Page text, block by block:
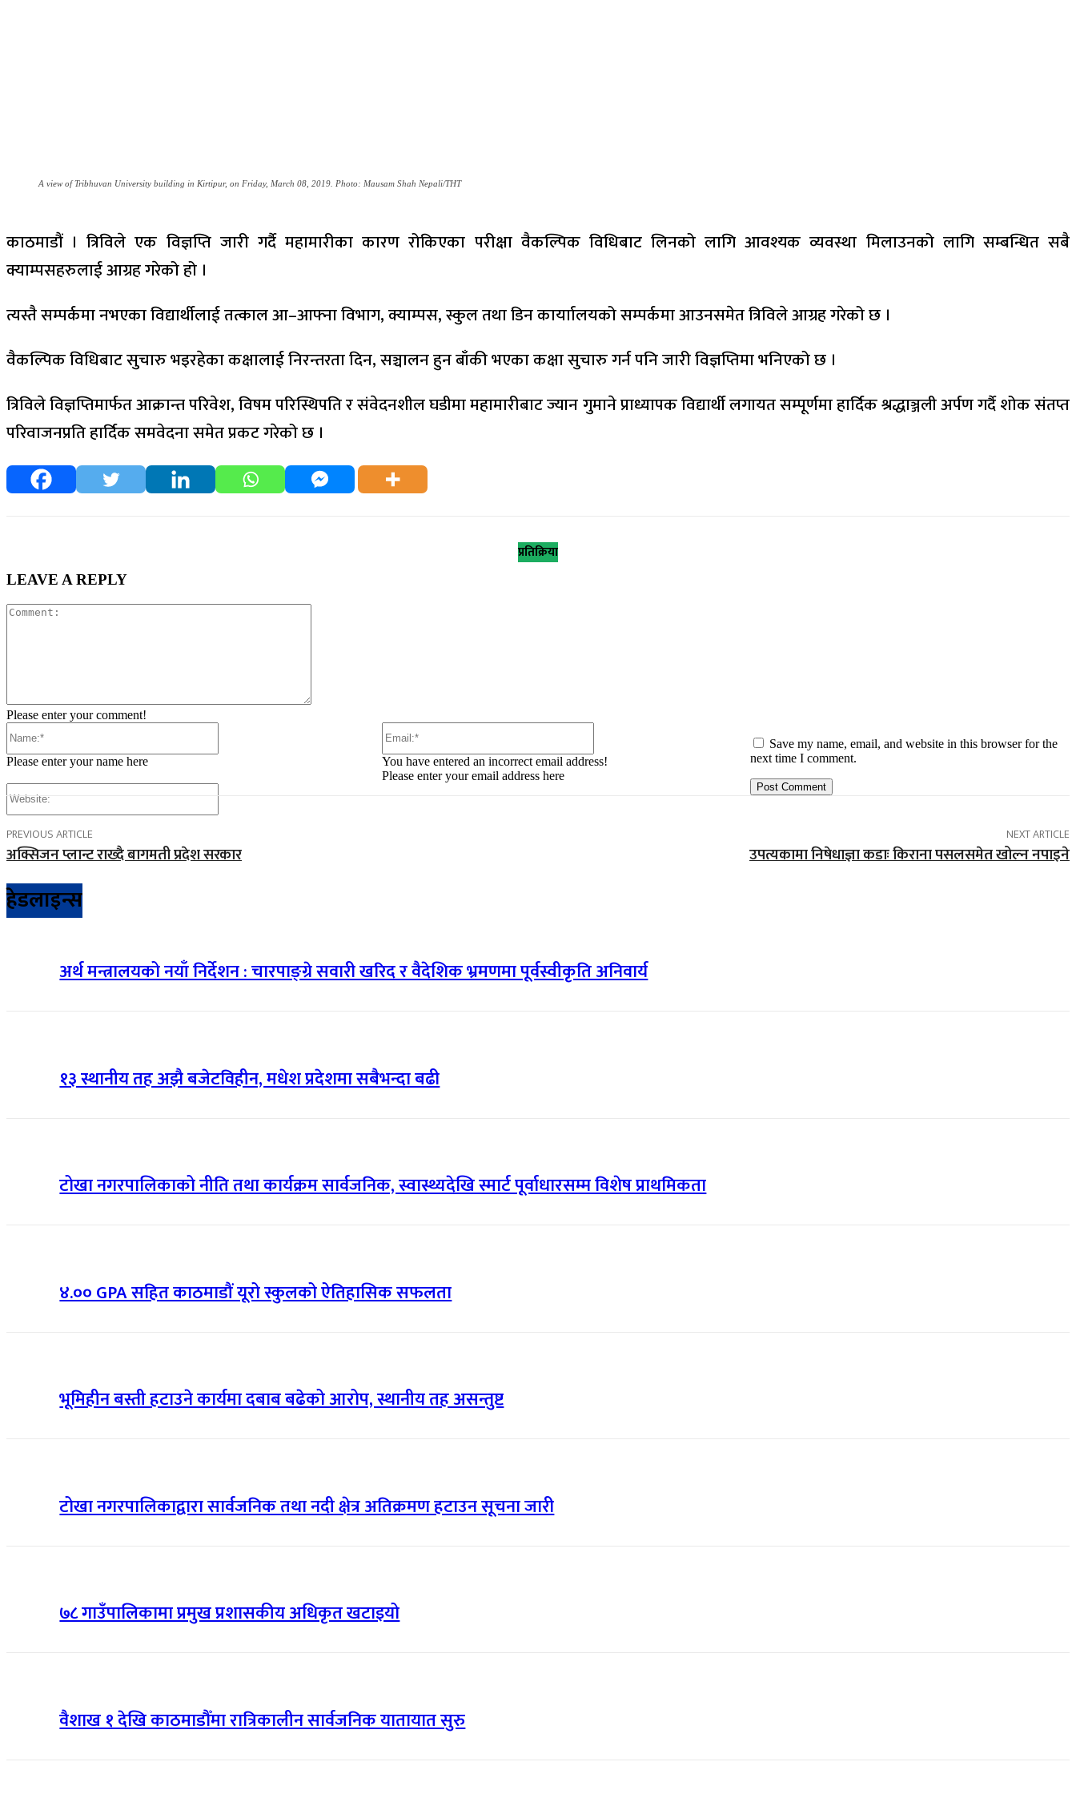
A view of Tribhuvan University building in Kirtipur, on Friday, March 08, 2019. Photo: Mausam Shah Nepali/THT
काठमाडौं । त्रिविले एक विज्ञप्ति जारी गर्दै महामारीका कारण रोकिएका परीक्षा वैकल्पिक विधिबाट लिनको लागि आवश्यक व्यवस्था मिलाउनको लागि सम्बन्धित सबै
क्याम्पसहरुलाई आग्रह गरेको हो ।
त्यस्तै सम्पर्कमा नभएका विद्यार्थीलाई तत्काल आ–आफ्ना विभाग, क्याम्पस, स्कुल तथा डिन कार्याालयको सम्पर्कमा आउनसमेत त्रिविले आग्रह गरेको छ ।
वैकल्पिक विधिबाट सुचारु भइरहेका कक्षालाई निरन्तरता दिन, सञ्चालन हुन बाँकी भएका कक्षा सुचारु गर्न पनि जारी विज्ञप्तिमा भनिएको छ ।
त्रिविले विज्ञप्तिमार्फत आक्रान्त परिवेश, विषम परिस्थिपति र संवेदनशील घडीमा महामारीबाट ज्यान गुमाने प्राध्यापक विद्यार्थी लगायत सम्पूर्णमा हार्दिक श्रद्धाञ्जली अर्पण गर्दै शोक संतप्त
परिवाजनप्रति हार्दिक समवेदना समेत प्रकट गरेको छ ।
प्रतिक्रिया
LEAVE A REPLY
Please enter your comment!
Please enter your name here
You have entered an incorrect email address!
Please enter your email address here
Save my name, email, and website in this browser for the
next time I comment.
PREVIOUS ARTICLE
अक्सिजन प्लान्ट राख्दै बागमती प्रदेश सरकार
NEXT ARTICLE
उपत्यकामा निषेधाज्ञा कडाः किराना पसलसमेत खोल्न नपाइने
हेडलाइन्स
अर्थ मन्त्रालयको नयाँ निर्देशन : चारपाङ्ग्रे सवारी खरिद र वैदेशिक भ्रमणमा पूर्वस्वीकृति अनिवार्य
१३ स्थानीय तह अझै बजेटविहीन, मधेश प्रदेशमा सबैभन्दा बढी
टोखा नगरपालिकाको नीति तथा कार्यक्रम सार्वजनिक, स्वास्थ्यदेखि स्मार्ट पूर्वाधारसम्म विशेष प्राथमिकता
४.०० GPA सहित काठमाडौं यूरो स्कुलको ऐतिहासिक सफलता
भूमिहीन बस्ती हटाउने कार्यमा दबाब बढेको आरोप, स्थानीय तह असन्तुष्ट
टोखा नगरपालिकाद्वारा सार्वजनिक तथा नदी क्षेत्र अतिक्रमण हटाउन सूचना जारी
७८ गाउँपालिकामा प्रमुख प्रशासकीय अधिकृत खटाइयो
वैशाख १ देखि काठमाडौँमा रात्रिकालीन सार्वजनिक यातायात सुरु